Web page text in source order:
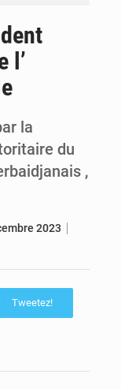
l’
la
du
,
2023
Tweetez!